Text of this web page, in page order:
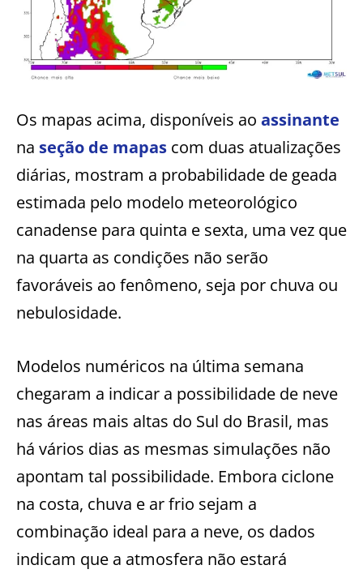
Os mapas acima, disponíveis ao assinante
na seção de mapas com duas atualizações
diárias, mostram a probabilidade de geada
estimada pelo modelo meteorológico
canadense para quinta e sexta, uma vez que
na quarta as condições não serão
favoráveis ao fenômeno, seja por chuva ou
nebulosidade.
Modelos numéricos na última semana
chegaram a indicar a possibilidade de neve
nas áreas mais altas do Sul do Brasil, mas
há vários dias as mesmas simulações não
apontam tal possibilidade. Embora ciclone
na costa, chuva e ar frio sejam a
combinação ideal para a neve, os dados
indicam que a atmosfera não estará